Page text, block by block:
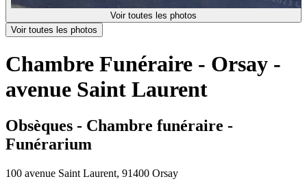
Voir toutes les photos
Voir toutes les photos
Chambre Funéraire - Orsay -
avenue Saint Laurent
Obsèques - Chambre funéraire -
Funérarium
100 avenue Saint Laurent, 91400 Orsay